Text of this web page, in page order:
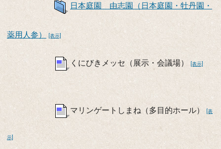
日本庭園 由志園（日本庭園・牡丹園・
薬用人参） [表示]
くにびきメッセ（展示・会議場） [表示]
マリンゲートしまね（多目的ホール） [表
示]